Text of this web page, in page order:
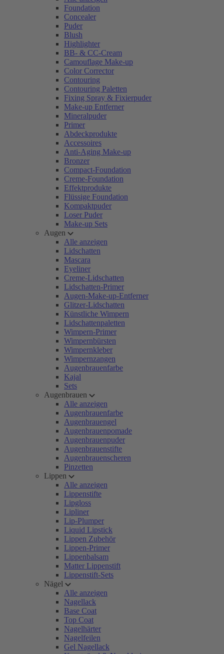
Foundation
Concealer
Puder
Blush
Highlighter
BB- & CC-Cream
Camouflage Make-up
Color Corrector
Contouring
Contouring Paletten
Fixing Spray & Fixierpuder
Make-up Entferner
Mineralpuder
Primer
Abdeckprodukte
Accessoires
Anti-Aging Make-up
Bronzer
Compact-Foundation
Creme-Foundation
Effektprodukte
Flüssige Foundation
Kompaktpuder
Loser Puder
Make-up Sets
Augen
Alle anzeigen
Lidschatten
Mascara
Eyeliner
Creme-Lidschatten
Lidschatten-Primer
Augen-Make-up-Entferner
Glitzer-Lidschatten
Künstliche Wimpern
Lidschattenpaletten
Wimpern-Primer
Wimpernbürsten
Wimpernkleber
Wimpernzangen
Augenbrauenfarbe
Kajal
Sets
Augenbrauen
Alle anzeigen
Augenbrauenfarbe
Augenbrauengel
Augenbrauenpomade
Augenbrauenpuder
Augenbrauenstifte
Augenbrauenscheren
Pinzetten
Lippen
Alle anzeigen
Lippenstifte
Lipgloss
Lipliner
Lip-Plumper
Liquid Lipstick
Lippen Zubehör
Lippen-Primer
Lippenbalsam
Matter Lippenstift
Lippenstift-Sets
Nägel
Alle anzeigen
Nagellack
Base Coat
Top Coat
Nagelhärter
Nagelfeilen
Gel Nagellack